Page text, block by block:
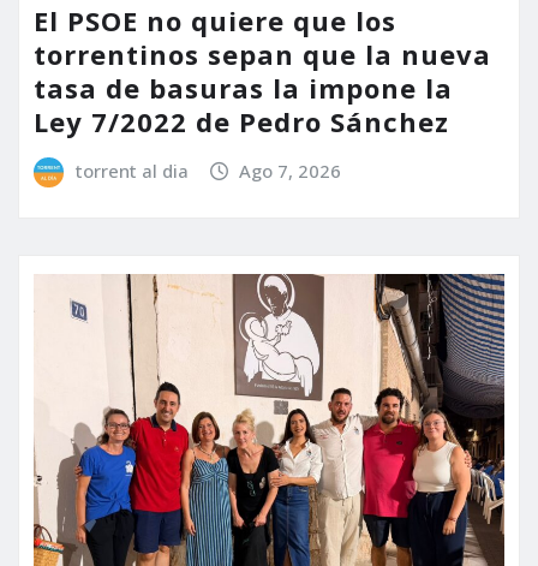
El PSOE no quiere que los
torrentinos sepan que la nueva
tasa de basuras la impone la
Ley 7/2022 de Pedro Sánchez
torrent al dia Ago 7, 2026